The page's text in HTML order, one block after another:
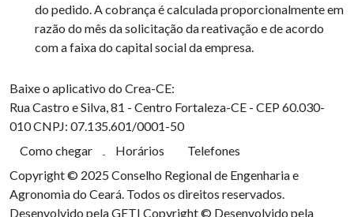
do pedido. A cobrança é calculada proporcionalmente em
razão do mês da solicitação da reativação e de acordo
com a faixa do capital social da empresa.
Baixe o aplicativo do Crea-CE:
Rua Castro e Silva, 81 - Centro Fortaleza-CE - CEP 60.030-
010CNPJ: 07.135.601/0001-50
Como chegar
Horários
Telefones
Copyright © 2025 Conselho Regional de Engenharia e
Agronomia do Ceará. Todos os direitos reservados.
Desenvolvido pela GETI Copyright © Desenvolvido pela